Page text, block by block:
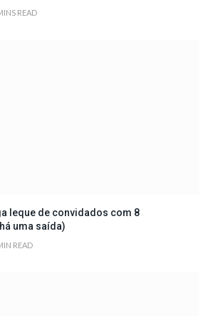
READ
leque de convidados com 8
uma saída)
READ